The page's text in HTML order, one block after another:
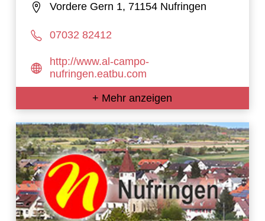
Vordere Gern 1, 71154 Nufringen
07032 82412
http://www.al-campo-
nufringen.eatbu.com
+ Mehr anzeigen